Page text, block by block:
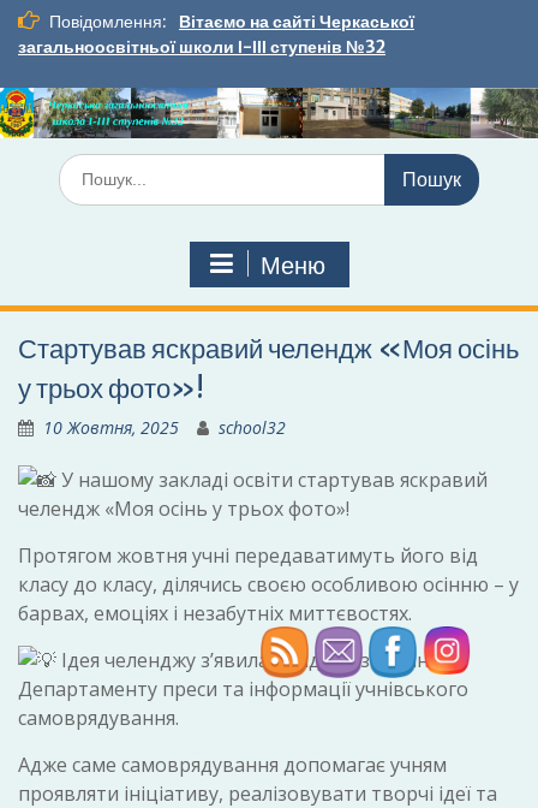
Перейти
вмісту
Повідомлення:
Вітаємо на сайті Черкаської
загальноосвітньої школи І-ІІІ ступенів №32
Шукати:
Меню
Стартував яскравий челендж «Моя осінь
у трьох фото»!
10 Жовтня, 2025 school32
У нашому закладі освіти стартував яскравий
челендж «Моя осінь у трьох фото»!
Протягом жовтня учні передаватимуть його від
класу до класу, ділячись своєю особливою осінню – у
барвах, емоціях і незабутніх миттєвостях.
Ідея челенджу з’явилася під час засідання
Департаменту преси та інформації учнівського
самоврядування.
Адже саме самоврядування допомагає учням
проявляти ініціативу, реалізовувати творчі ідеї та